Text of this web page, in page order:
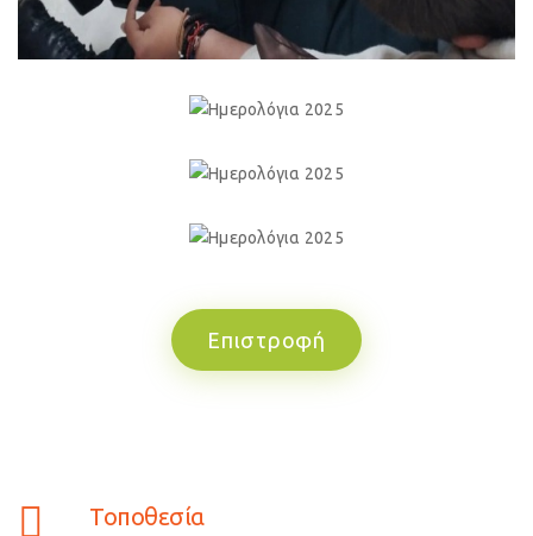
Επιστροφή
Τοποθεσία